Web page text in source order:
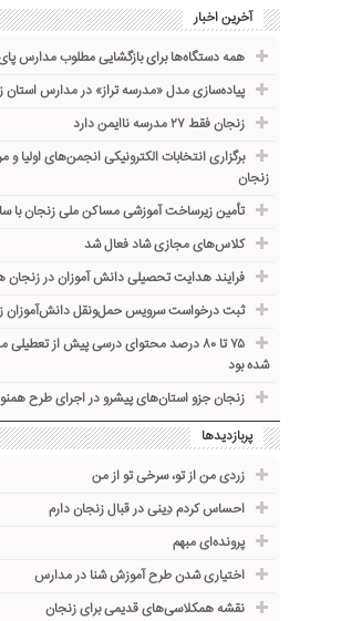
آخرین اخبار
همه دستگاه‌ها برای بازگشایی مطلوب مدارس پای
پیاده‌سازی مدل «مدرسه تراز» در مدارس استان
زنجان فقط ۲۷ مدرسه ناایمن دارد
برگزاری انتخابات الکترونیکی انجمن‌های اولیا و
زنجان
تأمین زیرساخت آموزشی مساکن ملی زنجان با ساخت ۵۷
کلاس‌های مجازی شاد فعال شد
فرایند هدایت تحصیلی دانش آموزان در
ثبت درخواست سرویس حمل‌ونقل دانش‌آموزان
۷۵ تا ۸۰ درصد محتوای درسی پیش از
شده بود
زنجان جزو استان‌های پیشرو در اجرای طرح
پربازدیدها
زردی من از تو، سرخی تو از من
احساس کردم دِینی در قبال زنجان دارم
پرونده‌ای مبهم
اختیاری شدن طرح آموزش شنا در مدارس
نقشه همکلاسی‌های قدیمی برای زنجان